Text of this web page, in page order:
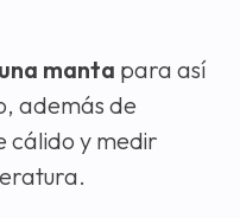
manta para así
además de
cálido y medir